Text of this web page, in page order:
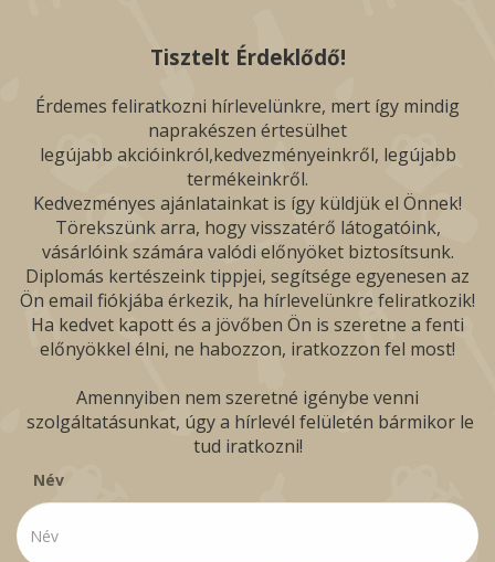
Tisztelt Érdeklődő!
Érdemes feliratkozni hírlevelünkre, mert így mindig
naprakészen értesülhet
legújabb akcióinkról,kedvezményeinkről, legújabb
termékeinkről.
Kedvezményes ajánlatainkat is így küldjük el Önnek!
Törekszünk arra, hogy visszatérő látogatóink,
vásárlóink számára valódi előnyöket biztosítsunk.
Diplomás kertészeink tippjei, segítsége egyenesen az
Ön email fiókjába érkezik, ha hírlevelünkre feliratkozik!
Ha kedvet kapott és a jövőben Ön is szeretne a fenti
előnyökkel élni, ne habozzon, iratkozzon fel most!
Amennyiben nem szeretné igénybe venni
szolgáltatásunkat, úgy a hírlevél felületén bármikor le
tud iratkozni!
Név